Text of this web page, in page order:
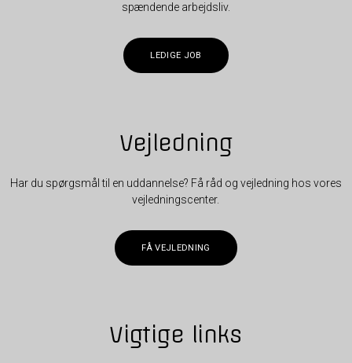
spændende arbejdsliv.
LEDIGE JOB
Vejledning
Har du spørgsmål til en uddannelse? Få råd og vejledning hos vores
vejledningscenter.
FÅ VEJLEDNING
Vigtige links